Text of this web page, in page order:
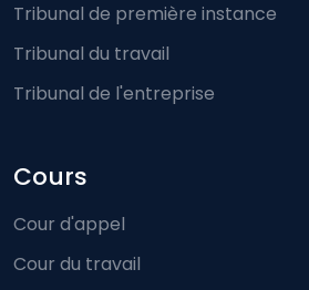
Tribunal de première instance
Tribunal du travail
Tribunal de l'entreprise
Cours
Cour d'appel
Cour du travail